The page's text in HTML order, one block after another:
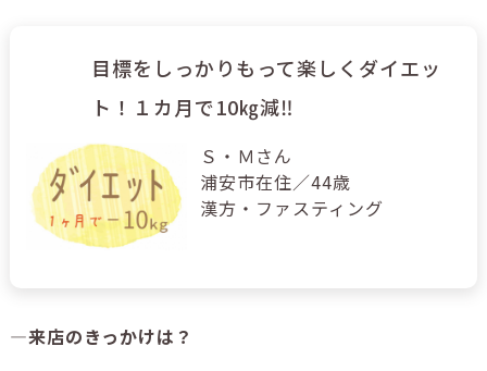
目標をしっかりもって楽しくダイエッ
ト！１カ月で10㎏減‼
Ｓ・Ｍさん
浦安市在住／44歳
漢方・ファスティング
―来店のきっかけは？